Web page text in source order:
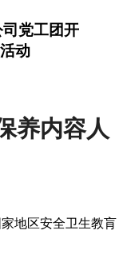
党工团开
动
养内容人
地区安全卫生教肓